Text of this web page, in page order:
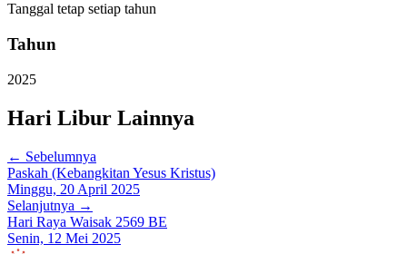
Tanggal tetap setiap tahun
Tahun
2025
Hari Libur Lainnya
← Sebelumnya
Paskah (Kebangkitan Yesus Kristus)
Minggu, 20 April 2025
Selanjutnya →
Hari Raya Waisak 2569 BE
Senin, 12 Mei 2025